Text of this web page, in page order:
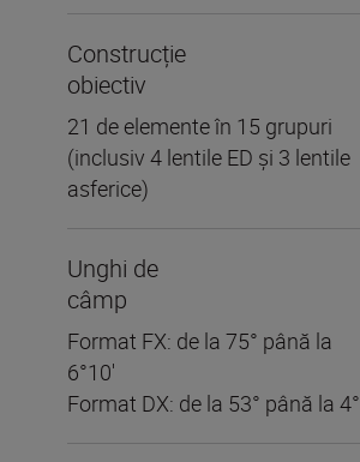
Construcție
obiectiv
21 de elemente în 15 grupuri
(inclusiv 4 lentile ED și 3 lentile
asferice)
Unghi de
câmp
Format FX: de la 75° până la
6°10′
Format DX: de la 53° până la 4°